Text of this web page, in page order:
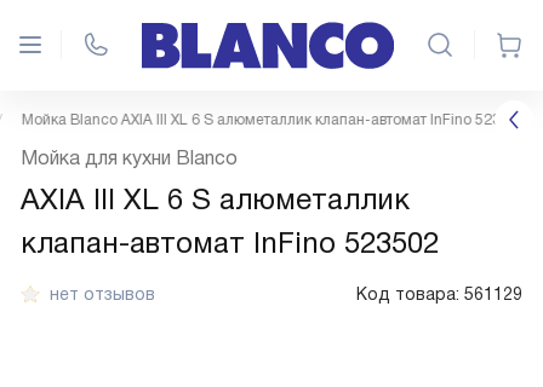
Мойка Blanco AXIA III XL 6 S алюметаллик клапан-автомат InFino 523502
нет отзывов Код товара: 561129
Мойка для кухни Blanco
AXIA III XL 6 S алюметаллик
клапан-автомат InFino 523502